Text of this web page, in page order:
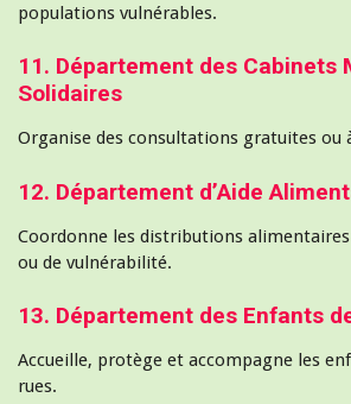
populations vulnérables.
11. Département des Cabinets
Solidaires
Organise des consultations gratuites ou
12. Département d’Aide
Coordonne les distributions
ou de vulnérabilité.
13. Département des Enfants
Accueille, protège et accompagne les
rues.